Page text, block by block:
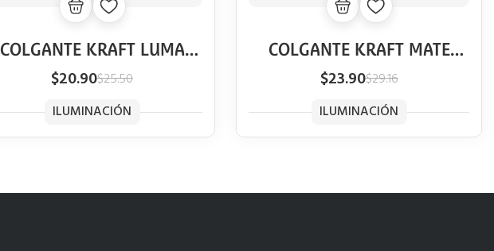
COLGANTE KRAFT LUMA
VINTAGE
$20.90$25.50
ILUMINACIÓN
COLGANTE KRAFT MATE
VINTAGE
$23.90$29.16
ILUMINACIÓN